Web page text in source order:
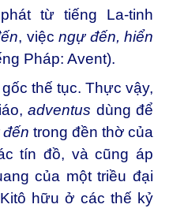
từ tiếng La-tinh
, việc ngự đến, hiển
Pháp: Avent).
thế tục. Thực vậy,
adventus dùng để
đến trong đền thờ của
tín đồ, và cũng áp
của một triều đại
hữu ở các thế kỷ